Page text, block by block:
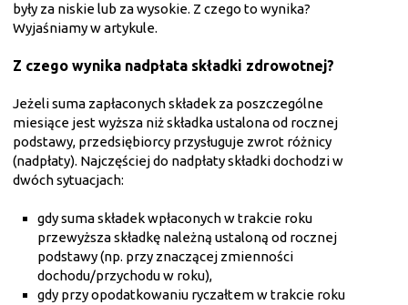
były za niskie lub za wysokie. Z czego to wynika?
Wyjaśniamy w artykule.
Z czego wynika nadpłata składki zdrowotnej?
Jeżeli suma zapłaconych składek za poszczególne
miesiące jestwyższa niż składka ustalona od rocznej
podstawy, przedsiębiorcy przysługuje zwrot różnicy
(nadpłaty). Najczęściej do nadpłaty składki dochodzi w
dwóch sytuacjach:
gdy suma składek wpłaconych w trakcie roku
przewyższa składkę należną ustaloną od rocznej
podstawy (np. przy znaczącej zmienności
dochodu/przychodu w roku),
gdy przy opodatkowaniu ryczałtem w trakcie roku